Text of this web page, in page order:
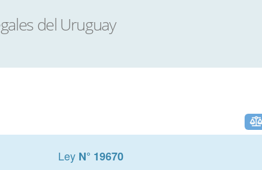
Ley N° 19670